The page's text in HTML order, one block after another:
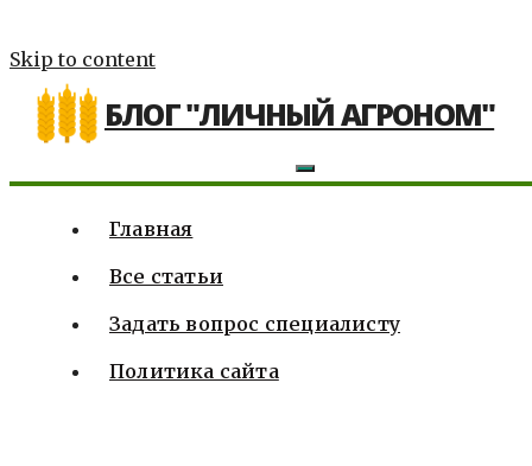
Skip to content
БЛОГ "ЛИЧНЫЙ АГРОНОМ"
Главная
Все статьи
Задать вопрос специалисту
Политика сайта